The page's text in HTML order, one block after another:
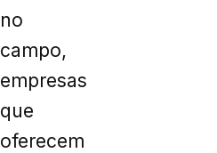
no
campo,
empresas
que
oferecem